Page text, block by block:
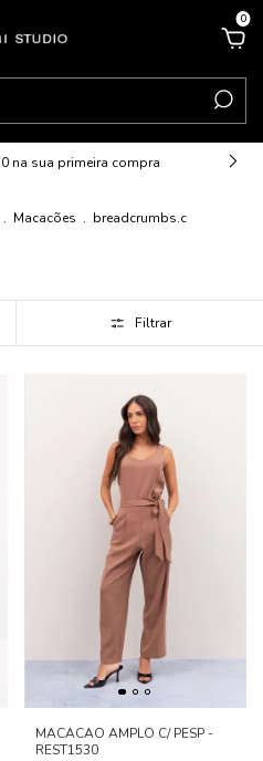
0
na sua primeira compra
. Macacões . breadcrumbs.c
Filtrar
MACACAO AMPLO C/ PESP -
REST1530